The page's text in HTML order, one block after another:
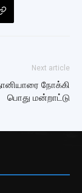
Next article
நோக்கி
பொது மன்றாட்டு